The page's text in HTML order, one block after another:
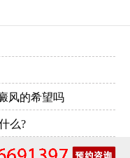
风的希望吗
么?